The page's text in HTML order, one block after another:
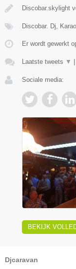
Discobar.skylight
Discobar. Dj,
Er wordt gewerkt
Laatste tweets ▼
Sociale media:
BEKIJK
Djcaravan